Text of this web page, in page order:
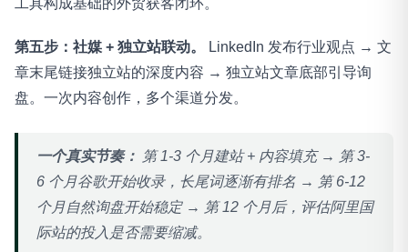
工具构成基础的外贸获客闭环。
第五步：社媒 + 独立站联动。
LinkedIn 发布行业观点 → 文
章末尾链接独立站的深度内容 → 独立站文章底部引导询
盘。一次内容创作，多个渠道分发。
一个真实节奏： 第 1-3 个月建站 + 内容填充 → 第 3-
6 个月谷歌开始收录，长尾词逐渐有排名 → 第 6-12
个月自然询盘开始稳定 → 第 12 个月后，评估阿里国
际站的投入是否需要缩减。